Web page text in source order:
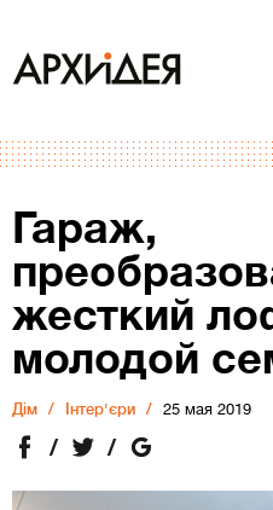
Гараж,
жесткий
молодой
Дiм Інтер'єри 25 мая 2019